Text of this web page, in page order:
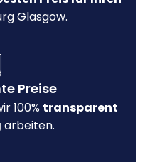
Glasgow.
Preise
100% transparent
arbeiten.